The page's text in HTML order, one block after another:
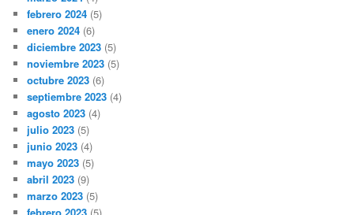
febrero 2024 (5)
enero 2024 (6)
diciembre 2023 (5)
noviembre 2023 (5)
octubre 2023 (6)
septiembre 2023 (4)
agosto 2023 (4)
julio 2023 (5)
junio 2023 (4)
mayo 2023 (5)
abril 2023 (9)
marzo 2023 (5)